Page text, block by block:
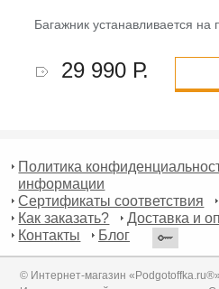
Багажник устанавливается на
29 990 Р.
Политика
информации
Сертификаты соответствия
Как заказать?
Доставка и
Контакты
Блог
© Интернет-магазин